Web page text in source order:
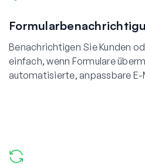
Benachrichtigen Sie Kunden
einfach, wenn Formulare
automatisierte, anpassbare E-